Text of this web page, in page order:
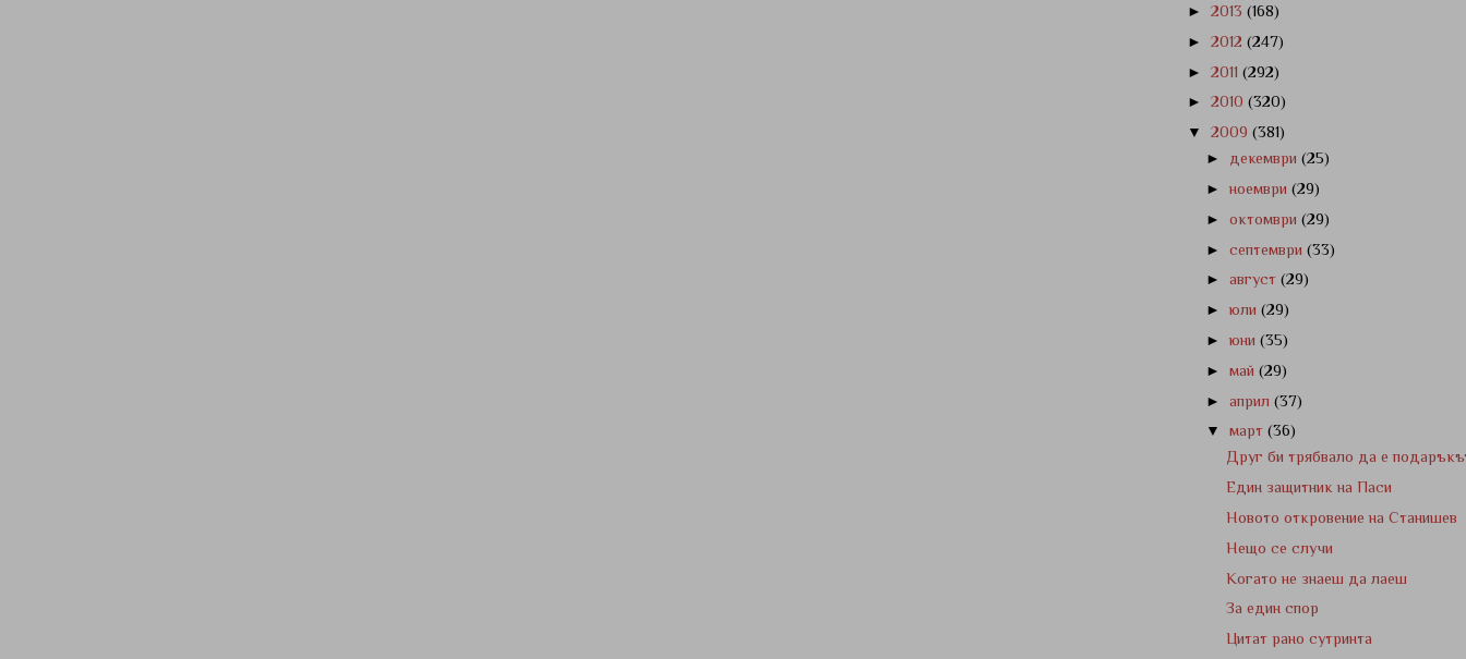
► 2013 (168)
► 2012 (247)
► 2011 (292)
► 2010 (320)
▼ 2009 (381)
► декември(25)
►ноември(29)
►октомври(29)
►септември(33)
►август(29)
►юли(29)
►юни(35)
►май(29)
►април(37)
▼март(36)
Друг би трябвало да е
Един защитник на Паси
Новото откровение на Станишев
Нещо се случи
Когато не знаеш да лаеш
За един спор
Цитат рано сутринта